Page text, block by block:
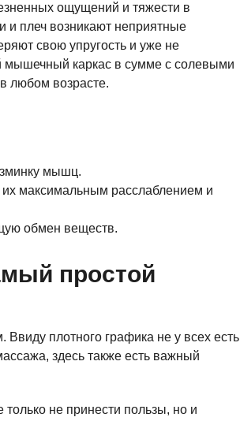
ощущений и тяжести в
и плеч возникают неприятные
свою упругость и уже не
каркас в сумме с солевыми
любом возрасте.
мышц.
максимальным расслаблением и
обмен веществ.
простой
плотного графика не у всех есть
здесь также есть важный
не принести пользы, но и